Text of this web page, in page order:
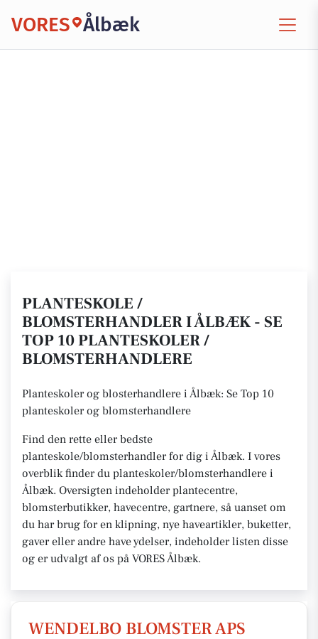
VORES Ålbæk
PLANTESKOLE /
BLOMSTERHANDLER I ÅLBÆK - SE
TOP 10 PLANTESKOLER /
BLOMSTERHANDLERE
Planteskoler og blosterhandlere i Ålbæk: Se Top 10
planteskoler og blomsterhandlere
Find den rette eller bedste
planteskole/blomsterhandler for dig i Ålbæk. I vores
overblik finder du planteskoler/blomsterhandlere i
Ålbæk. Oversigten indeholder plantecentre,
blomsterbutikker, havecentre, gartnere, så uanset om
du har brug for en klipning, nye haveartikler, buketter,
gaver eller andre have ydelser, indeholder listen disse
og er udvalgt af os på VORES Ålbæk.
WENDELBO BLOMSTER APS